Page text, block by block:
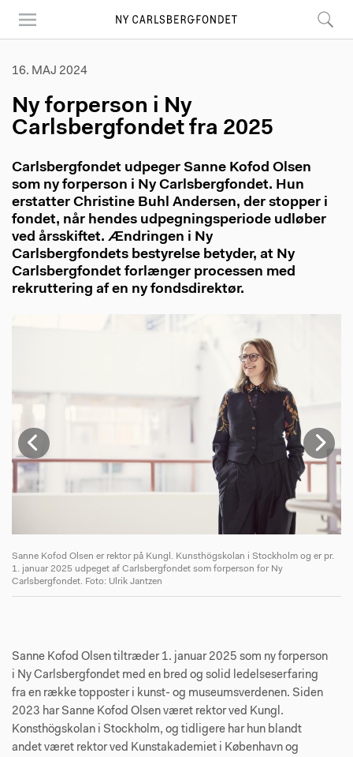
main
16. MAJ 2024
Ny forperson i Ny
Carlsbergfondet fra 2025
Carlsbergfondet udpeger Sanne Kofod Olsen
som ny forperson i Ny Carlsbergfondet. Hun
erstatter Christine Buhl Andersen, der stopper i
fondet, når hendes udpegningsperiode udløber
ved årsskiftet. Ændringen i Ny
Carlsbergfondets bestyrelse betyder, at Ny
Carlsbergfondet forlænger processen med
rekruttering af en ny fondsdirektør.
Sanne Kofod Olsen er rektor på Kungl. Kunsthögskolan i Stockholm og er pr.
1. januar 2025 udpeget af Carlsbergfondet som forperson for Ny
Carlsbergfondet. Foto: Ulrik Jantzen
Sanne Kofod Olsen tiltræder 1. januar 2025 som ny forperson
i Ny Carlsbergfondet med en bred og solid ledelseserfaring
fra en række topposter i kunst- og museumsverdenen. Siden
2023 har Sanne Kofod Olsen været rektor ved Kungl.
Konsthögskolan i Stockholm, og tidligere har hun blandt
andet været rektor ved Kunstakademiet i København og